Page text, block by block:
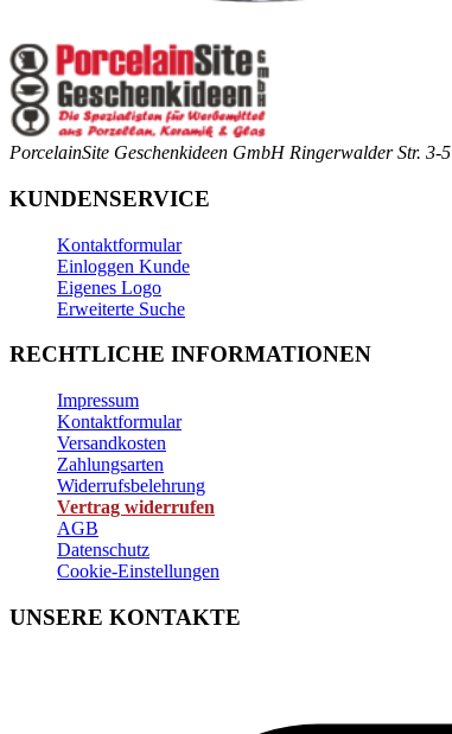
PorcelainSite Geschenkideen GmbH Ringerwalder Str. 3-5
KUNDENSERVICE
Kontaktformular
Einloggen Kunde
Eigenes Logo
Erweiterte Suche
RECHTLICHE INFORMATIONEN
Impressum
Kontaktformular
Versandkosten
Zahlungsarten
Widerrufsbelehrung
Vertrag widerrufen
AGB
Datenschutz
Cookie-Einstellungen
UNSERE KONTAKTE